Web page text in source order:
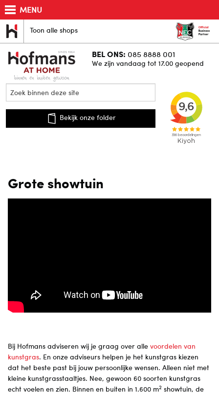
MENU
Toon alle shops
BEL ONS: 085 8888 001
We zijn vandaag tot 17.00 geopend
Bekijk onze folder
Grote showtuin
Bij Hofmans adviseren wij je graag over alle voordelen van
kunstgras. En onze adviseurs helpen je het kunstgras kiezen
dat het beste past bij jouw persoonlijke wensen. Alleen niet met
kleine kunstgrasstaaltjes. Nee, gewoon 60 soorten kunstgras
echt voelen en zien. Binnen en buiten in 1.600 m2 showtuin, de